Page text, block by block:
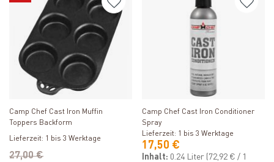
Produkt ansehen
Camp Chef Cast Iron Muffin
Toppers Backform
Lieferzeit: 1 bis 3 Werktage
27,00 €
Produkt ansehen
Camp Chef Cast Iron Conditioner
Spray
Lieferzeit: 1 bis 3 Werktage
17,50 €
Inhalt: 0.24 Liter (72,92 € / 1